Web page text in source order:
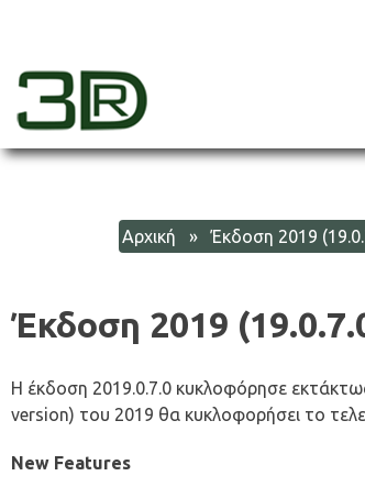
3dr
Αρχική » Έκδοση 2019
Έκδοση 2019
Η έκδοση 2019.0.7.0 κυκλοφόρησε
version) του 2019 θα κυκλοφορήσει το
New Features